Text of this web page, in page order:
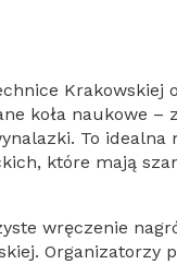
Krakowskiej
koła naukowe –
To idealna
które mają
wręczenie
Organizatorzy